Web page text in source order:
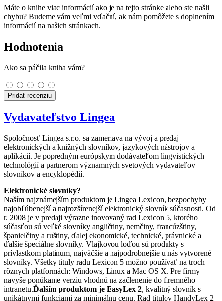
Máte o knihe viac informácií ako je na tejto stránke alebo ste našli
chybu? Budeme vám veľmi vďační, ak nám pomôžete s doplnením
informácií na našich stránkach.
Hodnotenia
Ako sa páčila kniha vám?
Pridať recenziu
Vydavateľstvo Lingea
Spoločnosť Lingea s.r.o. sa zameriava na vývoj a predaj
elektronických a knižných slovníkov, jazykových nástrojov a
aplikácií. Je popredným európskym dodávateľom lingvistických
technológií a partnerom významných svetových vydavateľov
slovníkov a encyklopédií.
Elektronické slovníky?
Naším najznámejším produktom je Lingea Lexicon, bezpochyby
najobľúbenejší a najrozšírenejší elektronický slovník súčasnosti. Od
r. 2008 je v predaji výrazne inovovaný rad Lexicon 5, ktorého
súčasťou sú veľké slovníky angličtiny, nemčiny, francúzštiny,
španielčiny a ruštiny, ďalej ekonomické, technické, právnické a
ďalšie špeciálne slovníky. Vlajkovou loďou sú produkty s
prívlastkom platinum, najväčšie a najpodrobnejšie u nás vytvorené
slovníky. Všetky tituly radu Lexicon 5 možno používať na troch
rôznych platformách: Windows, Linux a Mac OS X. Pre firmy
navyše ponúkame verziu vhodnú na začlenenie do firemného
intranetu.Ďalším produktom je EasyLex 2, kvalitný slovník s
unikátnymi funkciami za minimálnu cenu. Rad titulov HandyLex 2